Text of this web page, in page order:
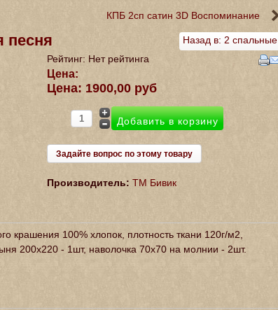
КПБ 2сп сатин 3D Воспоминание
Назад в: 2 спальные
песня
Рейтинг: Нет рейтинга
Цена:
Цена: 1900,00 руб
Задайте вопрос по этому товару
Производитель: ТМ Бивик
крашения 100% хлопок, плотность ткани 120г/м2,
200х220 - 1шт, наволочка 70х70 на молнии - 2шт.